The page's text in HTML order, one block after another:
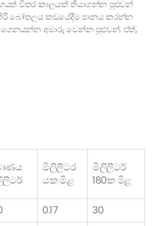
විතර කාලයක් තියාගන්න පුළුවන්
බෝතලය කඩයේදීම පානය කරන්න
අමාරු වෙන්න පුළුවන්. ඒත්,
මිලිලීටර
යක මිළ
මිලිලීටර්
180ක මිළ
0.17
30